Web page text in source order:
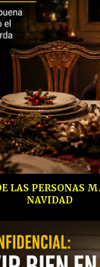
LAS PERSONAS
NAVIDAD